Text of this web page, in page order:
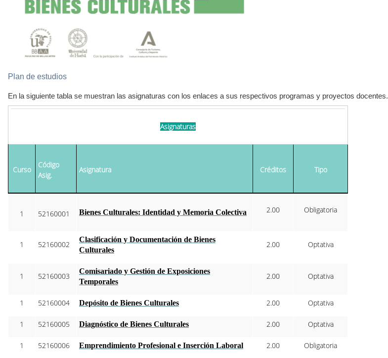
Plan de estudios
En la siguiente tabla se muestran las asignaturas con los enlaces a sus respectivos programas y proyectos docentes.
Asignaturas
Curso
Código
Asig.
Asignatura Créditos Tipo
1 52160001 Bienes Culturales: Identidad y Memoria Colectiva 2.00 Obligatoria
1 52160002
Clasificación y Documentación de Bienes
Culturales
2.00 Optativa
1 52160003
Comisariado y Gestión de Exposiciones
Temporales
2.00 Optativa
1 52160004 Depósito de Bienes Culturales 2.00 Optativa
1 52160005 Diagnóstico de Bienes Culturales 2.00 Optativa
1 52160006 Emprendimiento Profesional e Inserción Laboral 2.00 Obligatoria